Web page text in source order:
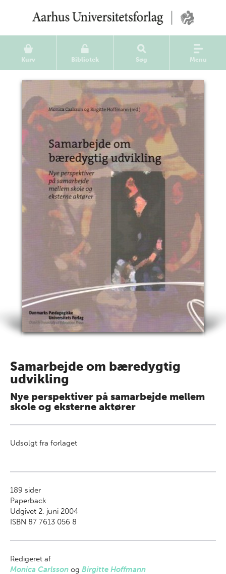
Kurv Bibliotek Søg Menu
Samarbejde om bæredygtig
udvikling
Nye perspektiver på samarbejde mellem
skole og eksterne aktører
Udsolgt fra forlaget
189 sider
Paperback
Udgivet 2. juni 2004
ISBN 87 7613 056 8
Redigeret af
Monica Carlsson og Birgitte Hoffmann